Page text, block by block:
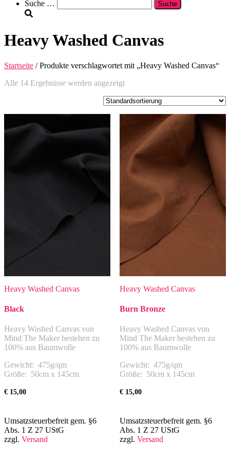
Suche
nach:
Suche …
Heavy Washed Canvas
Startseite / Produkte verschlagwortet mit „Heavy Washed Canvas“
Alle 14 Ergebnisse werden angezeigt
Heavy Washed Canvas
Black
Heavy Washed Canvas von
Mind The Maker bestehen zu
100% aus Baumwolle
Gewicht: 475g/qm
Größe: 50cm x 145cm
€ 15,00
Umsatzsteuerbefreit gem. §6
Abs. 1 Z 27 UStG
zzgl. Versand
Heavy Washed Canvas
Burn Bronze
Heavy Washed Canvas von
Mind The Maker bestehen zu
100% aus Baumwolle
Gewicht: 475g/qm
Größe: 50cm x 145cm
€15,00
Umsatzsteuerbefreit gem. §6
Abs. 1 Z 27 UStG
zzgl. Versand